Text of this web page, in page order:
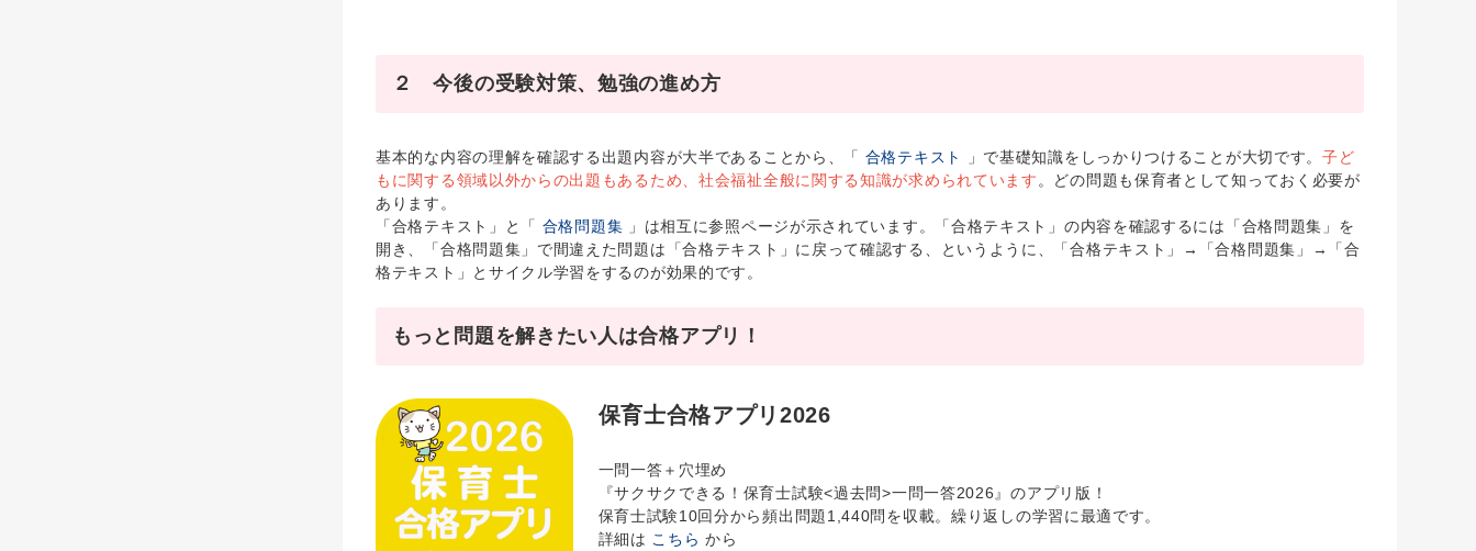
２ 今後の受験対策、勉強の進め方
基本的な内容の理解を確認する出題内容が大半であることから、「 合格テキスト 」で基礎知識をしっかりつけることが大切です。子ど
もに関する領域以外からの出題もあるため、社会福祉全般に関する知識が求められています 。どの問題も保育者として知っておく必要が
あります。
「合格テキスト」と「 合格問題集 」は相互に参照ページが示されています。「合格テキスト」の内容を確認するには「合格問題集」を
開き、「合格問題集」で間違えた問題は「合格テキスト」に戻って確認する、というように、「合格テキスト」→「合格問題集」→「合
格テキスト」とサイクル学習をするのが効果的です。
もっと問題を解きたい人は合格アプリ！
保育士合格アプリ2026
一問一答＋穴埋め
『サクサクできる！保育士試験<過去問>一問一答2026』のアプリ版！
保育士試験10回分から頻出問題1,440問を収載。繰り返しの学習に最適です。
詳細は こちら から